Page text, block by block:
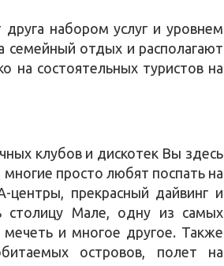
набором услуг и уровнем
семейный отдых и располагают
на состоятельных туристов на
клубов и дискотек Вы здесь
просто любят поспать на
прекрасный дайвинг и
столицу Мале, одну из самых
и многое другое. Также
островов, полет на